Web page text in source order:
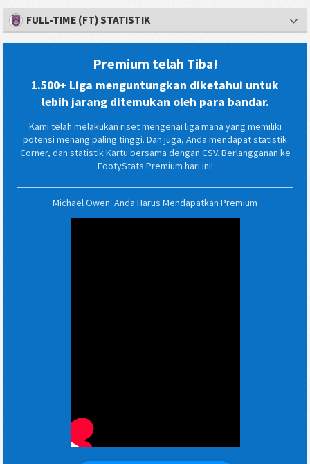
FULL-TIME (FT) STATISTIK
Premium telah Tiba!
1.500+ Liga menguntungkan diketahui untuk
lebih jarang ditemukan oleh para bandar.
Kami telah melakukan riset mengenai liga mana yang memiliki
potensi menang paling tinggi. Dan juga, Anda mendapat statistik
Corner, dan statistik Kartu bersama dengan CSV. Berlangganan ke
FootyStats Premium hari ini!
Michael Owen: Anda Harus Mendapatkan Premium